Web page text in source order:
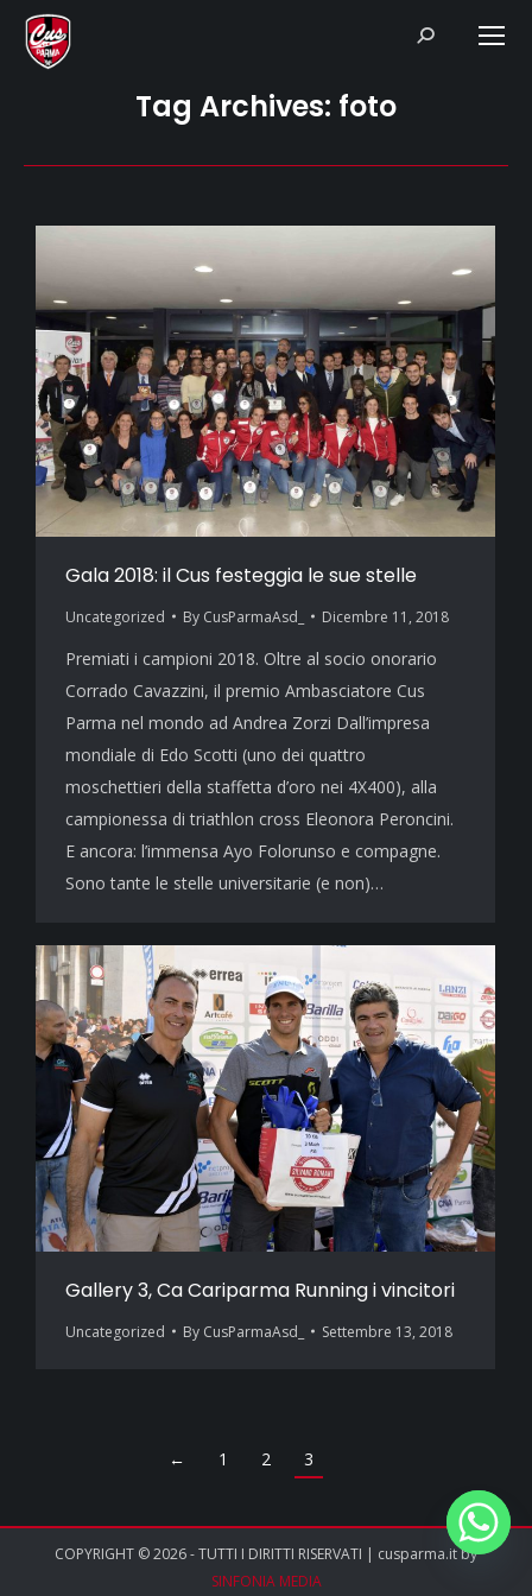
Search:
Tag Archives: foto
Gala 2018: il Cus festeggia le sue stelle
Uncategorized By CusParmaAsd_ Dicembre 11, 2018
Premiati i campioni 2018. Oltre al socio onorario
Corrado Cavazzini, il premio Ambasciatore Cus
Parma nel mondo ad Andrea Zorzi Dall’impresa
mondiale di Edo Scotti (uno dei quattro
moschettieri della staffetta d’oro nei 4X400), alla
campionessa di triathlon cross Eleonora Peroncini.
E ancora: l’immensa Ayo Folorunso e compagne.
Sono tante le stelle universitarie (e non)…
Gallery 3, Ca Cariparma Running i vincitori
Uncategorized By CusParmaAsd_ Settembre 13, 2018
← 1 2 3
COPYRIGHT © 2026 - TUTTI I DIRITTI RISERVATI | cusparma.it by
SINFONIA MEDIA